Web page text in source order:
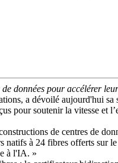
données pour accélérer
a dévoilé aujourd'hui
soutenir la vitesse et
de centres de
à 24 fibres offerts sur
à l'IA. »